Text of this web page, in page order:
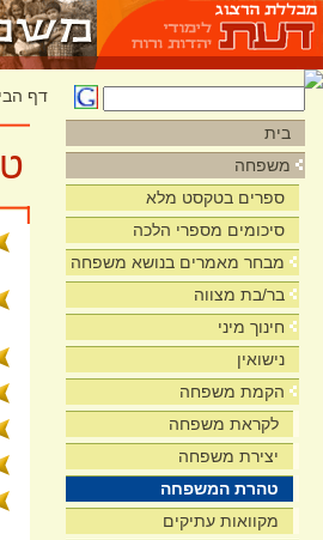
בית
משפחה
ספרים בטקסט מלא
סיכומים מספרי הלכה
מבחר מאמרים בנושא משפחה
בר/בת מצווה
חינוך מיני
נישואין
הקמת משפחה
לקראת משפחה
יצירת משפחה
טהרת המשפחה
מקוואות עתיקים
דף